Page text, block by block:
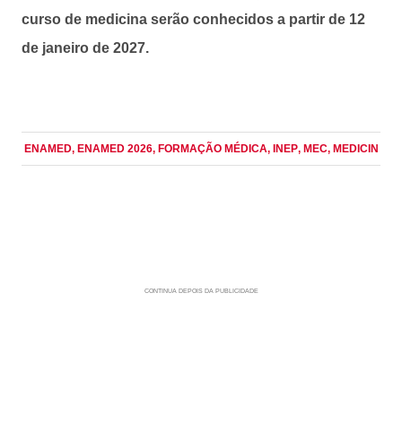
curso de medicina serão conhecidos a partir de 12
de janeiro de 2027.
ENAMED, ENAMED 2026, FORMAÇÃO MÉDICA, INEP, MEC, MEDICIN